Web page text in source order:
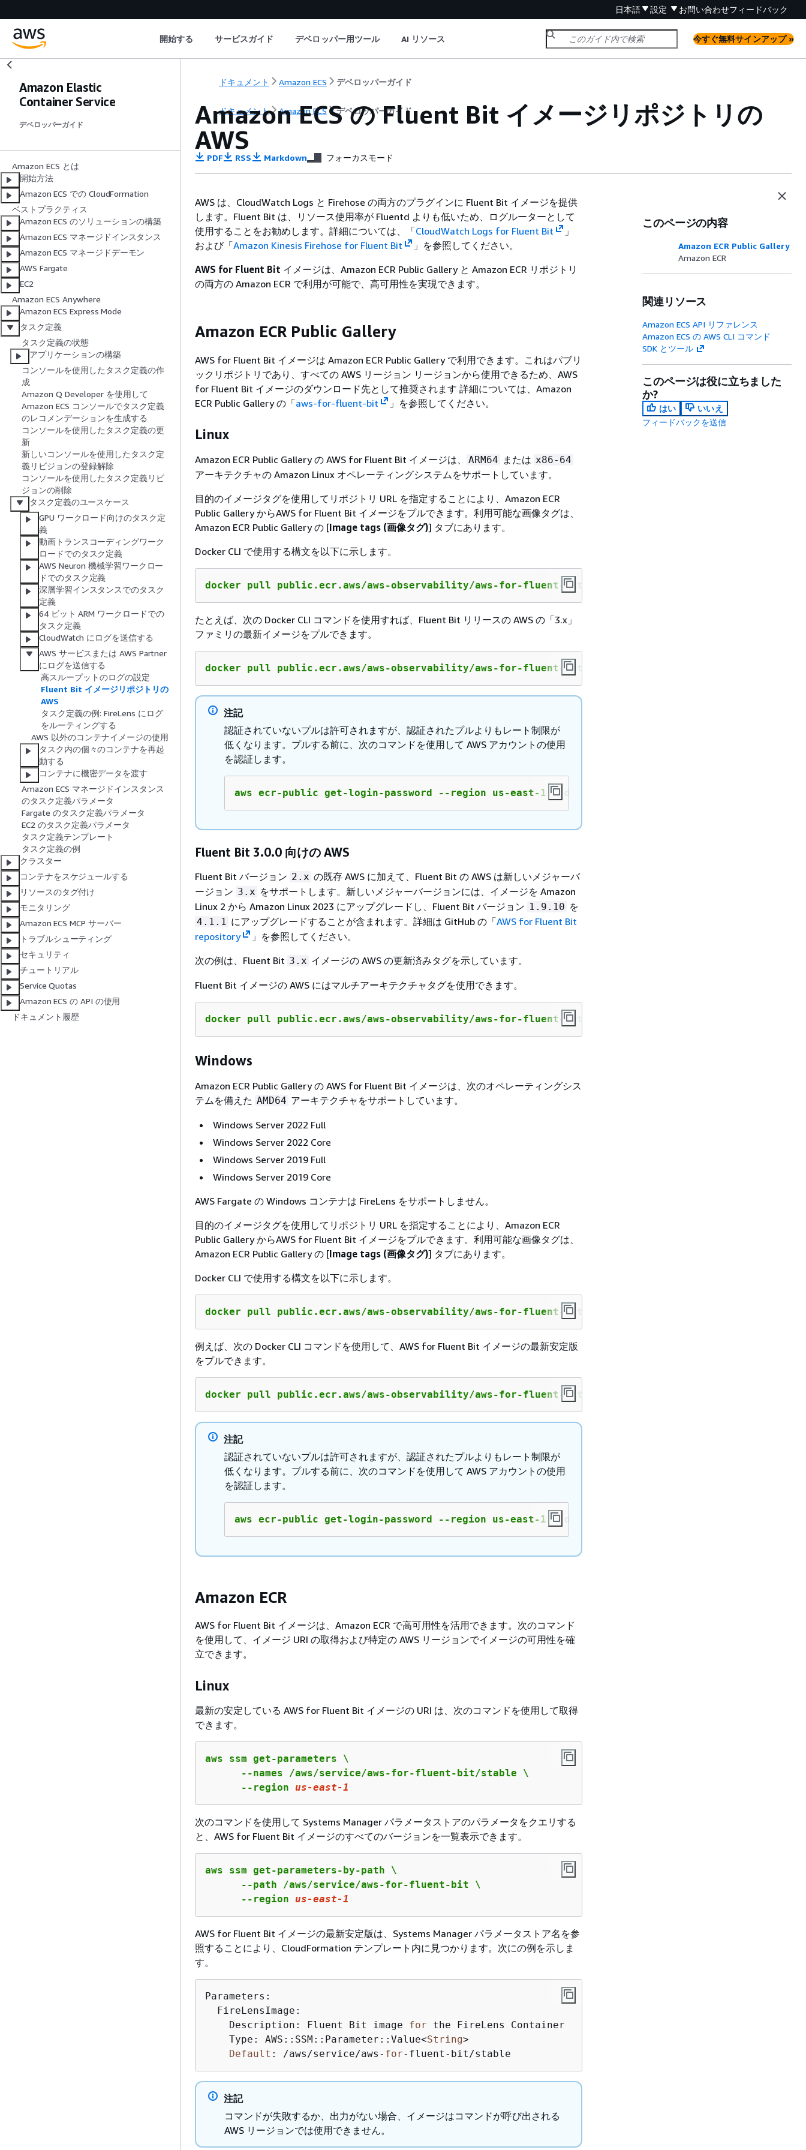
日本語 設定 お問い合わせフィードバック
開始する サービスガイド デベロッパー用ツール AI リソース 今すぐ無料サインアップ »
Amazon Elastic
Container Service
デベロッパーガイド
Amazon ECS とは
開始方法
Amazon ECS での CloudFormation
ベストプラクティス
Amazon ECS のソリューションの構築
Amazon ECS マネージドインスタンス
Amazon ECS マネージドデーモン
AWS Fargate
EC2
Amazon ECS Anywhere
Amazon ECS Express Mode
タスク定義
タスク定義の状態
アプリケーションの構築
コンソールを使用したタスク定義の作
成
Amazon Q Developer を使用して
Amazon ECS コンソールでタスク定義
のレコメンデーションを生成する
コンソールを使用したタスク定義の更
新
新しいコンソールを使用したタスク定
義リビジョンの登録解除
コンソールを使用したタスク定義リビ
ジョンの削除
タスク定義のユースケース
GPU ワークロード向けのタスク定
義
動画トランスコーディングワーク
ロードでのタスク定義
AWS Neuron 機械学習ワークロー
ドでのタスク定義
深層学習インスタンスでのタスク
定義
64 ビット ARM ワークロードでの
タスク定義
CloudWatch にログを送信する
AWS サービスまたは AWS Partner
にログを送信する
高スループットのログの設定
Fluent Bit イメージリポジトリの
AWS
タスク定義の例: FireLens にログ
をルーティングする
AWS 以外のコンテナイメージの使用
タスク内の個々のコンテナを再起
動する
コンテナに機密データを渡す
Amazon ECS マネージドインスタンス
のタスク定義パラメータ
Fargate のタスク定義パラメータ
EC2 のタスク定義パラメータ
タスク定義テンプレート
タスク定義の例
クラスター
コンテナをスケジュールする
リソースのタグ付け
モニタリング
Amazon ECS MCP サーバー
トラブルシューティング
セキュリティ
チュートリアル
Service Quotas
Amazon ECS の API の使用
ドキュメント履歴
ドキュメント Amazon ECS デベロッパーガイド
ドキュメント Amazon ECS デベロッパーガイド
Amazon ECS の Fluent Bit イメージリポジトリの
AWS
PDF RSS Markdown フォーカスモード
AWS は、CloudWatch Logs と Firehose の両方のプラグインに Fluent Bit イメージを提供
します。Fluent Bit は、リソース使用率が Fluentd よりも低いため、ログルーターとして
使用することをお勧めします。詳細については、「CloudWatch Logs for Fluent Bit
」
および「Amazon Kinesis Firehose for Fluent Bit
」を参照してください。
AWS for Fluent Bit イメージは、Amazon ECR Public Gallery と Amazon ECR リポジトリ
の両方の Amazon ECR で利用が可能で、高可用性を実現できます。
Amazon ECR Public Gallery
AWS for Fluent Bit イメージは Amazon ECR Public Gallery で利用できます。これはパブリ
ックリポジトリであり、すべての AWS リージョン リージョンから使用できるため、AWS
for Fluent Bit イメージのダウンロード先として推奨されます 詳細については、Amazon
ECR Public Gallery の「aws-for-fluent-bit 」を参照してください。
Linux
Amazon ECR Public Gallery の AWS for Fluent Bit イメージは、 ARM64 または x86-64
アーキテクチャの Amazon Linux オペレーティングシステムをサポートしています。
目的のイメージタグを使用してリポジトリ URL を指定することにより、Amazon ECR
Public Gallery からAWS for Fluent Bit イメージをプルできます。利用可能な画像タグは、
Amazon ECR Public Gallery の [Image tags (画像タグ)] タブにあります。
Docker CLI で使用する構文を以下に示します。
docker pull public.ecr.aws/aws-observability/aws-for-fluent-bit:
たとえば、次の Docker CLI コマンドを使用すれば、Fluent Bit リリースの AWS の「3.x」
ファミリの最新イメージをプルできます。
docker pull public.ecr.aws/aws-observability/aws-for-fluent-bit:3
注記
認証されていないプルは許可されますが、認証されたプルよりもレート制限が
低くなります。プルする前に、次のコマンドを使用して AWS アカウントの使用
を認証します。
aws ecr-public get-login-password --region us-east-1 | docker login --username AWS --
Fluent Bit 3.0.0 向けの AWS
Fluent Bit バージョン 2.x の既存 AWS に加えて、Fluent Bit の AWS は新しいメジャーバ
ージョン 3.x をサポートします。新しいメジャーバージョンには、イメージを Amazon
Linux 2 から Amazon Linux 2023 にアップグレードし、Fluent Bit バージョン 1.9.10 を
4.1.1 にアップグレードすることが含まれます。詳細は GitHub の「AWS for Fluent Bit
repository
」を参照してください。
次の例は、Fluent Bit 3.x イメージの AWS の更新済みタグを示しています。
Fluent Bit イメージの AWS にはマルチアーキテクチャタグを使用できます。
docker pull public.ecr.aws/aws-observability/aws-for-fluent-bit:3
Windows
Amazon ECR Public Gallery の AWS for Fluent Bit イメージは、次のオペレーティングシス
テムを備えた AMD64 アーキテクチャをサポートしています。
Windows Server 2022 Full
Windows Server 2022 Core
Windows Server 2019 Full
Windows Server 2019 Core
AWS Fargate の Windows コンテナは FireLens をサポートしません。
目的のイメージタグを使用してリポジトリ URL を指定することにより、Amazon ECR
Public Gallery からAWS for Fluent Bit イメージをプルできます。利用可能な画像タグは、
Amazon ECR Public Gallery の [Image tags (画像タグ)] タブにあります。
Docker CLI で使用する構文を以下に示します。
docker pull public.ecr.aws/aws-observability/aws-for-fluent-bit:
例えば、次の Docker CLI コマンドを使用して、AWS for Fluent Bit イメージの最新安定版
をプルできます。
docker pull public.ecr.aws/aws-observability/aws-for-fluent-bit:windowsservercore-stable
注記
認証されていないプルは許可されますが、認証されたプルよりもレート制限が
低くなります。プルする前に、次のコマンドを使用して AWS アカウントの使用
を認証します。
aws ecr-public get-login-password --region us-east-1 | docker login --username AWS --
Amazon ECR
AWS for Fluent Bit イメージは、Amazon ECR で高可用性を活用できます。次のコマンド
を使用して、イメージ URI の取得および特定の AWS リージョンでイメージの可用性を確
立できます。
Linux
最新の安定している AWS for Fluent Bit イメージの URI は、次のコマンドを使用して取得
できます。
aws ssm get-parameters \
      --names /aws/service/aws-for-fluent-bit/stable \
      --region
us-east-1
次のコマンドを使用して Systems Manager パラメータストアのパラメータをクエリする
と、AWS for Fluent Bit イメージのすべてのバージョンを一覧表示できます。
aws ssm get-parameters-by-path \
      --path /aws/service/aws-for-fluent-bit \
      --region
us-east-1
AWS for Fluent Bit イメージの最新安定版は、Systems Manager パラメータストア名を参
照することにより、CloudFormation テンプレート内に見つかります。次にの例を示しま
す。
Parameters:
  FireLensImage:
    Description: Fluent Bit image
for the FireLens Container
    Type: AWS::SSM::Parameter::Value<
String>
Default : /aws/service/aws- for-fluent-bit/stable
注記
コマンドが失敗するか、出力がない場合、イメージはコマンドが呼び出される
AWS リージョンでは使用できません。
このページの内容
Amazon ECR Public Gallery
Amazon ECR
関連リソース
Amazon ECS API リファレンス
Amazon ECS の AWS CLI コマンド
SDK とツール
このページは役に立ちました
か?
はい
いいえ
フィードバックを送信